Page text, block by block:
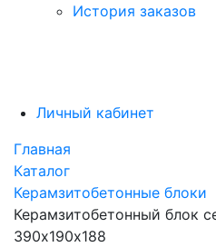
История заказов
Личный кабинет
Главная
Каталог
Керамзитобетонные блоки
Керамзитобетонный блок
390х190х188